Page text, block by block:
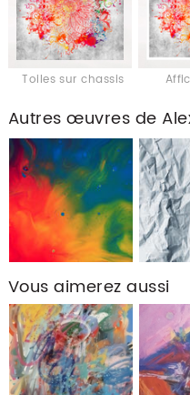
Toiles sur chassis
Autres œuvres de
Vous aimerez aussi